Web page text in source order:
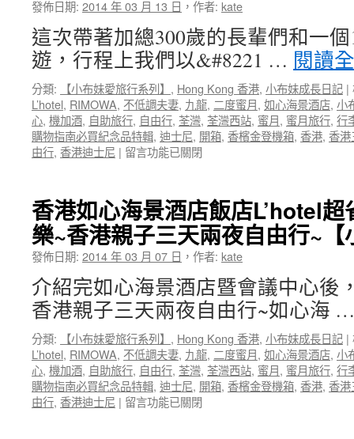
香
港
親
子
天
兩
夜
自
由
帶
嬰
兒
出
國
自
助
旅
行
程
大
公
開
發佈日期: 2014 年 03 月 13 日 ， 作者: kate
這次帶著加總300歲的長輩們和一
遊，行程上我們以&#8221 … 閱讀
分類: 【小布妹愛旅行系列】 , Hong Kong 香港, 小布妹成長日記 |
L’hotel, RIMOWA, 不低調夫妻, 九龍, 二度蜜月, 如心海景酒店, 小
心, 機加酒, 自助旅行, 自由行, 荃灣, 荃灣西站, 蜜月, 蜜月旅行, 行
購物指南必買紀念品特輯, 迪士尼, 開箱, 香檳金登機箱, 香港, 香港
由行, 香港迪士尼 | 在
妹
愛
旅
行】
香
港
親
子
天
兩
夜
自
由
留言功能已關閉
香港如心海景酒店飯店L’hotel
樂~香港親子三天兩夜自由行~
發佈日期: 2014 年 03 月 07 日 ， 作者: kate
介紹完如心海景酒店暨會議中心後
香港親子三天兩夜自由行~如心海
分類: 【小布妹愛旅行系列】 , Hong Kong 香港, 小布妹成長日記 |
L’hotel, RIMOWA, 不低調夫妻, 九龍, 二度蜜月, 如心海景酒店, 小
心, 機加酒, 自助旅行, 自由行, 荃灣, 荃灣西站, 蜜月, 蜜月旅行, 行
購物指南必買紀念品特輯, 迪士尼, 開箱, 香檳金登機箱, 香港, 香港
由行, 香港迪士尼 | 在
留言功能已關閉